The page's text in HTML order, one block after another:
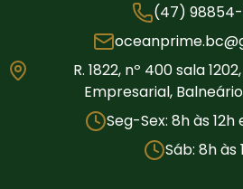
(47) 98854-
R. 1822, nº 400 sala
Empresarial,
Seg-Sex: 8h às 12h
Sáb: 8h às